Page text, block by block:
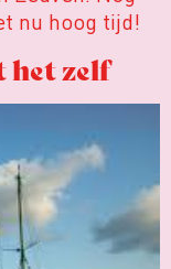
nu hoog tijd!
het zelf